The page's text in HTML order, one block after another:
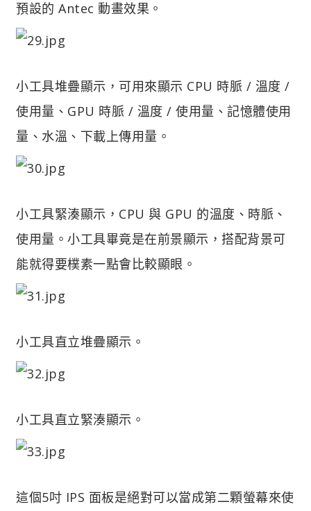
預設的 Antec 動畫效果。
小工具堆疊顯示，可用來顯示 CPU 時脈 / 溫度 /
使用量、GPU 時脈 / 溫度 / 使用量、記憶體使用
量、水溫、下載上傳用量。
小工具緊湊顯示，CPU 與 GPU 的溫度、時脈、
使用量。小工具畢竟是在前景顯示，搭配背景可
能就得要樸素一點會比較顯眼。
小工具直立堆疊顯示。
小工具直立緊湊顯示。
這個5吋 IPS 面板是絕對可以當成第二顆螢幕來使